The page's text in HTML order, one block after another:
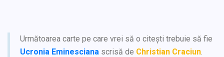
Următoarea carte pe care vrei să o citești trebuie să fie
Ucronia Eminesciana scrisă de Christian Craciun.